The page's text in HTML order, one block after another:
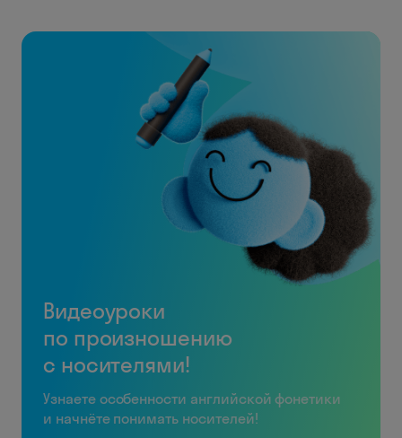
Видеоуроки
по произношению
с носителями!
Узнаете особенности английской фонетики
и начнёте понимать носителей!